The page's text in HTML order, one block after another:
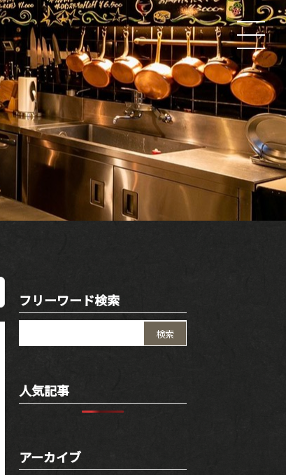
フリーワード検索
索:
人気記事
アーカイブ